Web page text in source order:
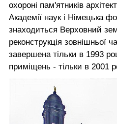
охороні пам'ятників
Академії наук і Німецька
знаходиться Верховний
реконструкція зовнішньої
завершена тільки в 1993
приміщень - тільки в 2001